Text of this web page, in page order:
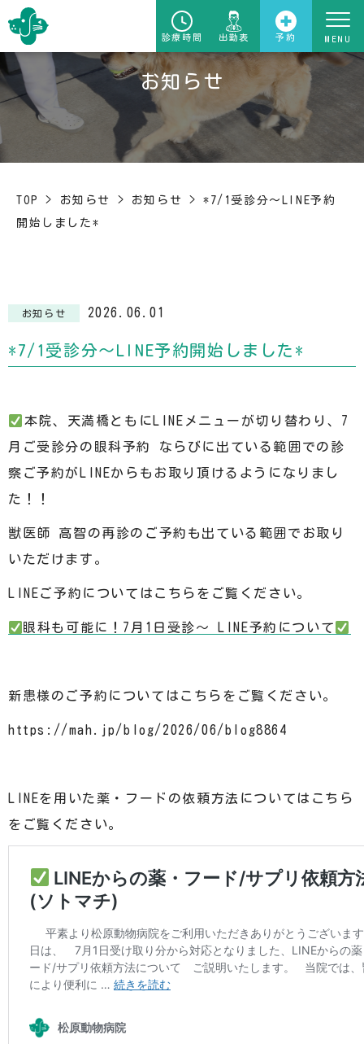
診療時間 出勤表 予約
お知らせ
TOP > お知らせ > お知らせ >*7/1受診分〜LINE予約
開始しました*
お知らせ 2026.06.01
*7/1受診分〜LINE予約開始しました*
本院、天満橋ともにLINEメニューが切り替わり、7
月ご受診分の眼科予約 ならびに出ている範囲での診
察ご予約がLINEからもお取り頂けるようになりまし
た！！
獣医師 高智の再診のご予約も出ている範囲でお取り
いただけます。
LINEご予約についてはこちらをご覧ください。
️眼科も可能に！7月1日受診〜 LINE予約について
新患様のご予約についてはこちらをご覧ください。
https://mah.jp/blog/2026/06/blog8864
LINEを用いた薬・フードの依頼方法についてはこちら
をご覧ください。